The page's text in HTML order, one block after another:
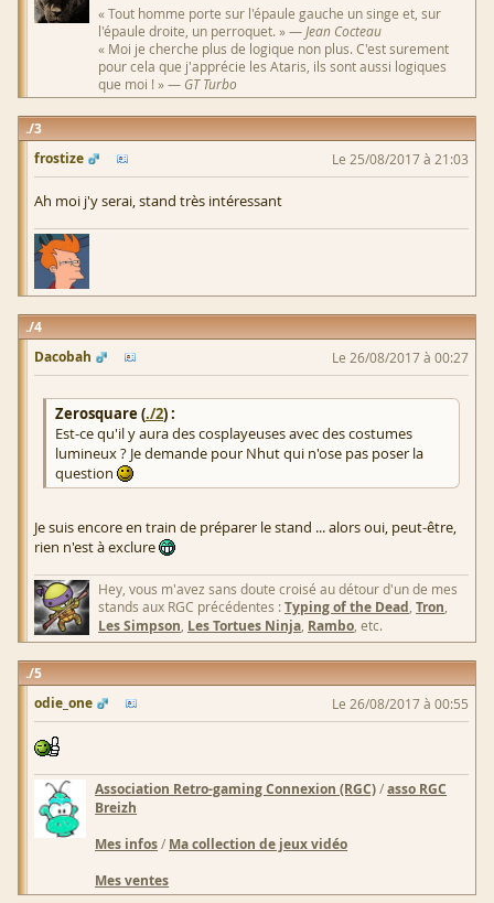
« Tout homme porte sur l'épaule gauche un singe et, sur
l'épaule droite, un perroquet. » — Jean Cocteau
« Moi je cherche plus de logique non plus. C'est surement
pour cela que j'apprécie les Ataris, ils sont aussi logiques
que moi ! » — GT Turbo
3
frostize
Le 25/08/2017 à 21:03
Ah moi j'y serai, stand très intéressant
4
Dacobah
Le 26/08/2017 à 00:27
Zerosquare (./2) :
Est-ce qu'il y aura des cosplayeuses avec des costumes
lumineux ? Je demande pour Nhut qui n'ose pas poser la
question
Je suis encore en train de préparer le stand ... alors oui, peut-être,
rien n'est à exclure
Hey, vous m'avez sans doute croisé au détour d'un de mes
stands aux RGC précédentes :Typing of the Dead Tron
Les Simpson Les Tortues Ninja Rambo , etc.
5
odie_one
Le 26/08/2017 à 00:55
Association Retro-gaming Connexion (RGC)/asso RGC
Breizh
Mes infos/ Ma collection de jeux vidéo
Mes ventes